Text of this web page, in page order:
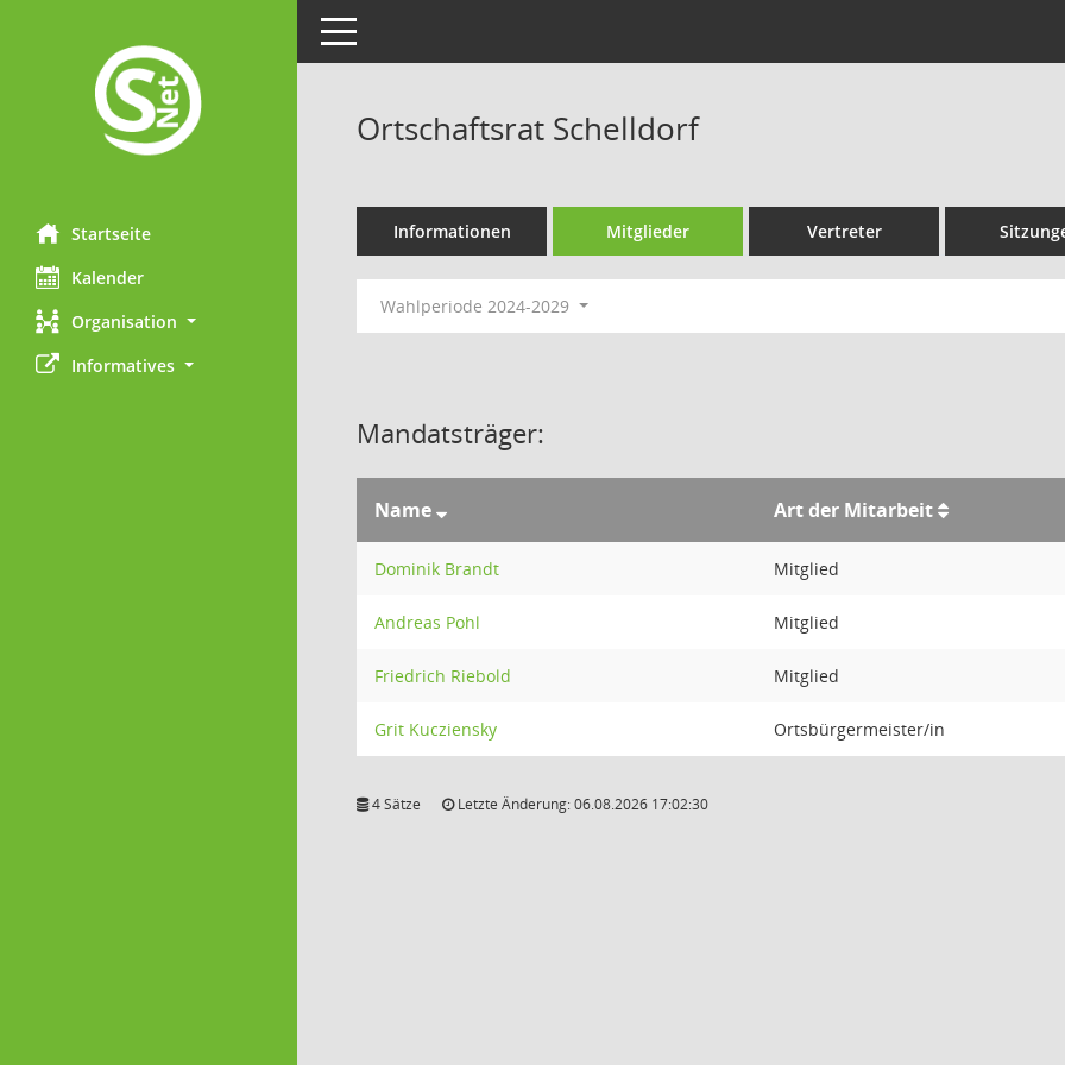
Startseite
Kalender
Organisation
Informatives
Toggle navigation
Ortschaftsrat Schelldorf
Informationen Mitglieder Vertreter
Wahlperiode 2024-2029
Mandatsträger:
Name Art der Mitarbeit
Dominik Brandt Mitglied
Andreas Pohl Mitglied
Friedrich Riebold Mitglied
Grit Kucziensky Ortsbürgermeister/in
4 Sätze Letzte Änderung: 06.08.2026 17:02:30